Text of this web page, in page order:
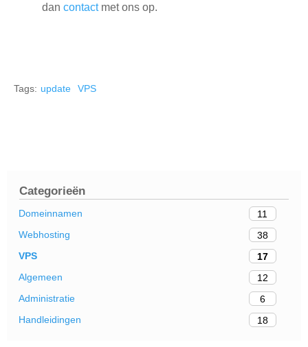
Categorieën
Domeinnamen
11
Webhosting
38
VPS
17
Algemeen
12
Administratie
6
Handleidingen
18
dan contactmet ons op.
Tags: update VPS